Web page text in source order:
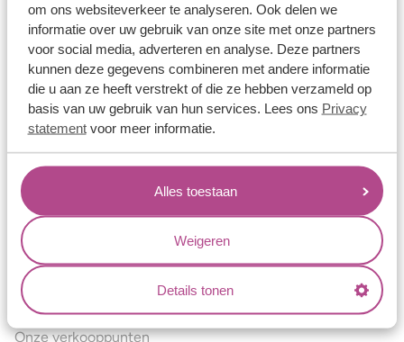
om ons websiteverkeer te analyseren. Ook delen we
informatie over uw gebruik van onze site met onze partners
voor social media, adverteren en analyse. Deze partners
kunnen deze gegevens combineren met andere informatie
die u aan ze heeft verstrekt of die ze hebben verzameld op
basis van uw gebruik van hun services. Lees ons Privacy
statementvoor meer informatie.
Alles toestaan
Weigeren
Details tonen
Over ons
Aller Spanninga
Historie
Certificaten
Blogs
Jouw voordelen
Conflictvrije Materialen
Oneindig veel mogelijkheden
Kwaliteit
Juweliers & Contact
Onze verkooppunten